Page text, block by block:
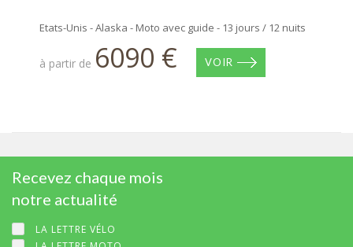
Etats-Unis - Alaska - Moto avec guide - 13 jours / 12 nuits
à partir de 6090 € VOIR
Recevez chaque mois
notre actualité
LA LETTRE VÉLO